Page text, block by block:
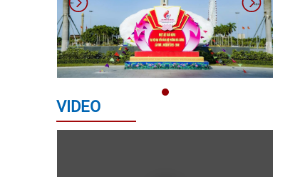
thu, nộp Quỹ Phòng, chống thiên tai
năm 2026
KẾ HOẠCH TỔ CHỨC CUỘC THI
TRÌNH DIỄN LÂN - SƯ - RỒNG HÒA
CƯỜNG - ĐÀ NẴNG MỞ RỘNG NĂM
2026
VIDEO